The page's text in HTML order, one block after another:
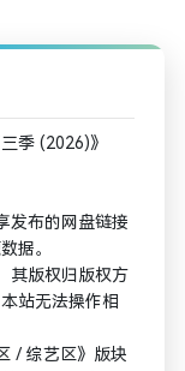
季 (2026)》
发布的网盘链接
据。
其版权归版权方
站无法操作相
/ 综艺区》版块